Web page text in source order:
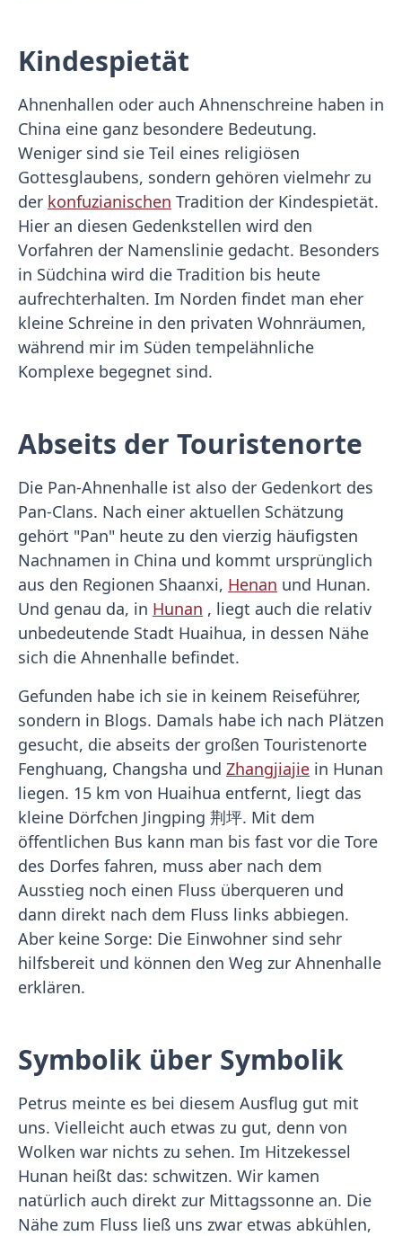
Kindespietät
Ahnenhallen oder auch Ahnenschreine haben in
China eine ganz besondere Bedeutung.
Weniger sind sie Teil eines religiösen
Gottesglaubens, sondern gehören vielmehr zu
der konfuzianischen Tradition der Kindespietät.
Hier an diesen Gedenkstellen wird den
Vorfahren der Namenslinie gedacht. Besonders
in Südchina wird die Tradition bis heute
aufrechterhalten. Im Norden findet man eher
kleine Schreine in den privaten Wohnräumen,
während mir im Süden tempelähnliche
Komplexe begegnet sind.
Abseits der Touristenorte
Die Pan-Ahnenhalle ist also der Gedenkort des
Pan-Clans. Nach einer aktuellen Schätzung
gehört "Pan" heute zu den vierzig häufigsten
Nachnamen in China und kommt ursprünglich
aus den Regionen Shaanxi, Henan und Hunan.
Und genau da, in Hunan , liegt auch die relativ
unbedeutende Stadt Huaihua, in dessen Nähe
sich die Ahnenhalle befindet.
Gefunden habe ich sie in keinem Reiseführer,
sondern in Blogs. Damals habe ich nach Plätzen
gesucht, die abseits der großen Touristenorte
Fenghuang, Changsha und Zhangjiajie in Hunan
liegen. 15 km von Huaihua entfernt, liegt das
kleine Dörfchen Jingping 荆坪. Mit dem
öffentlichen Bus kann man bis fast vor die Tore
des Dorfes fahren, muss aber nach dem
Ausstieg noch einen Fluss überqueren und
dann direkt nach dem Fluss links abbiegen.
Aber keine Sorge: Die Einwohner sind sehr
hilfsbereit und können den Weg zur Ahnenhalle
erklären.
Symbolik über Symbolik
Petrus meinte es bei diesem Ausflug gut mit
uns. Vielleicht auch etwas zu gut, denn von
Wolken war nichts zu sehen. Im Hitzekessel
Hunan heißt das: schwitzen. Wir kamen
natürlich auch direkt zur Mittagssonne an. Die
Nähe zum Fluss ließ uns zwar etwas abkühlen,